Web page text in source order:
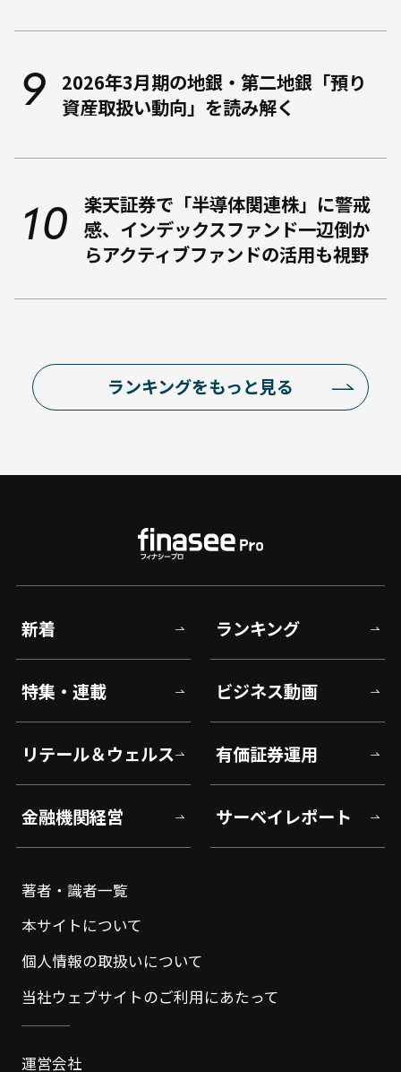
2026年3月期の地銀・第二地銀「預り
資産取扱い動向」を読み解く
楽天証券で「半導体関連株」に警戒
感、インデックスファンド一辺倒か
らアクティブファンドの活用も視野
ランキングをもっと見る
新着 ランキング
特集・連載 ビジネス動画
リテール＆ウェルス 有価証券運用
金融機関経営 サーベイレポート
著者・識者一覧
本サイトについて
個人情報の取扱いについて
当社ウェブサイトのご利用にあたって
運営会社